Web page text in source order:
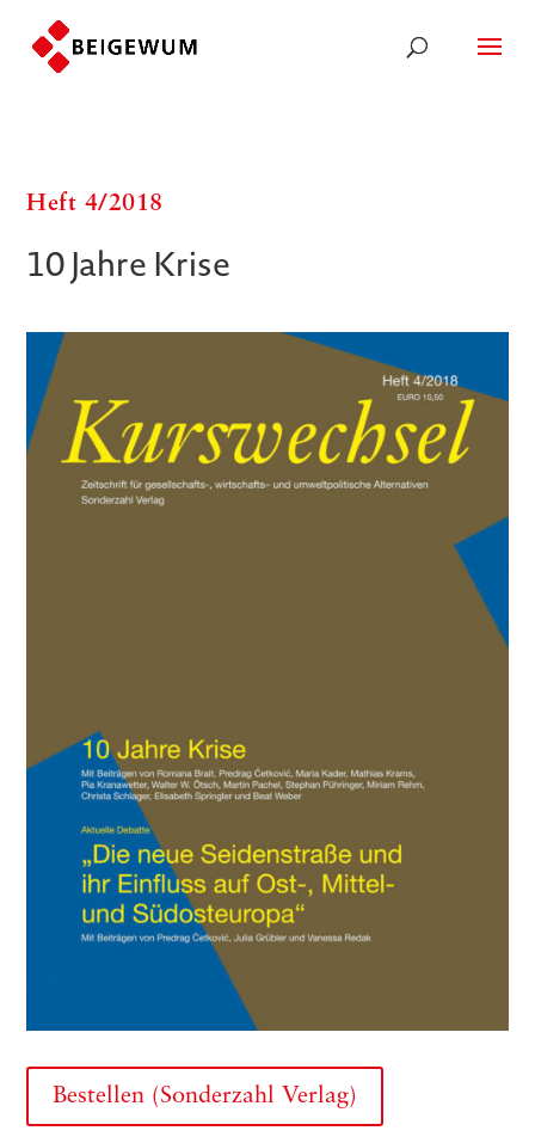
Heft 4/​​2018
10 Jahre Krise
Bestellen (Sonderzahl Verlag)